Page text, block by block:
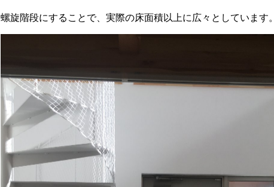
螺旋階段にすることで、実際の床面積以上に広々としています。